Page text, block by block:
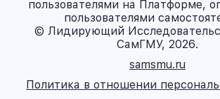
пользователями на Платформе,
пользователями
© Лидирующий
СамГМУ, 2026.
samsmu.ru
Политика в отношении